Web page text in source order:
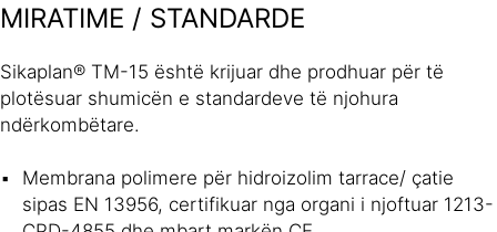
MIRATIME / STANDARDE
Sikaplan® TM-15 është krijuar dhe prodhuar për të
plotësuar shumicën e standardeve të njohura
ndërkombëtare.
Membrana polimere për hidroizolim tarrace/ çatie
sipas EN 13956, certifikuar nga organi i njoftuar 1213-